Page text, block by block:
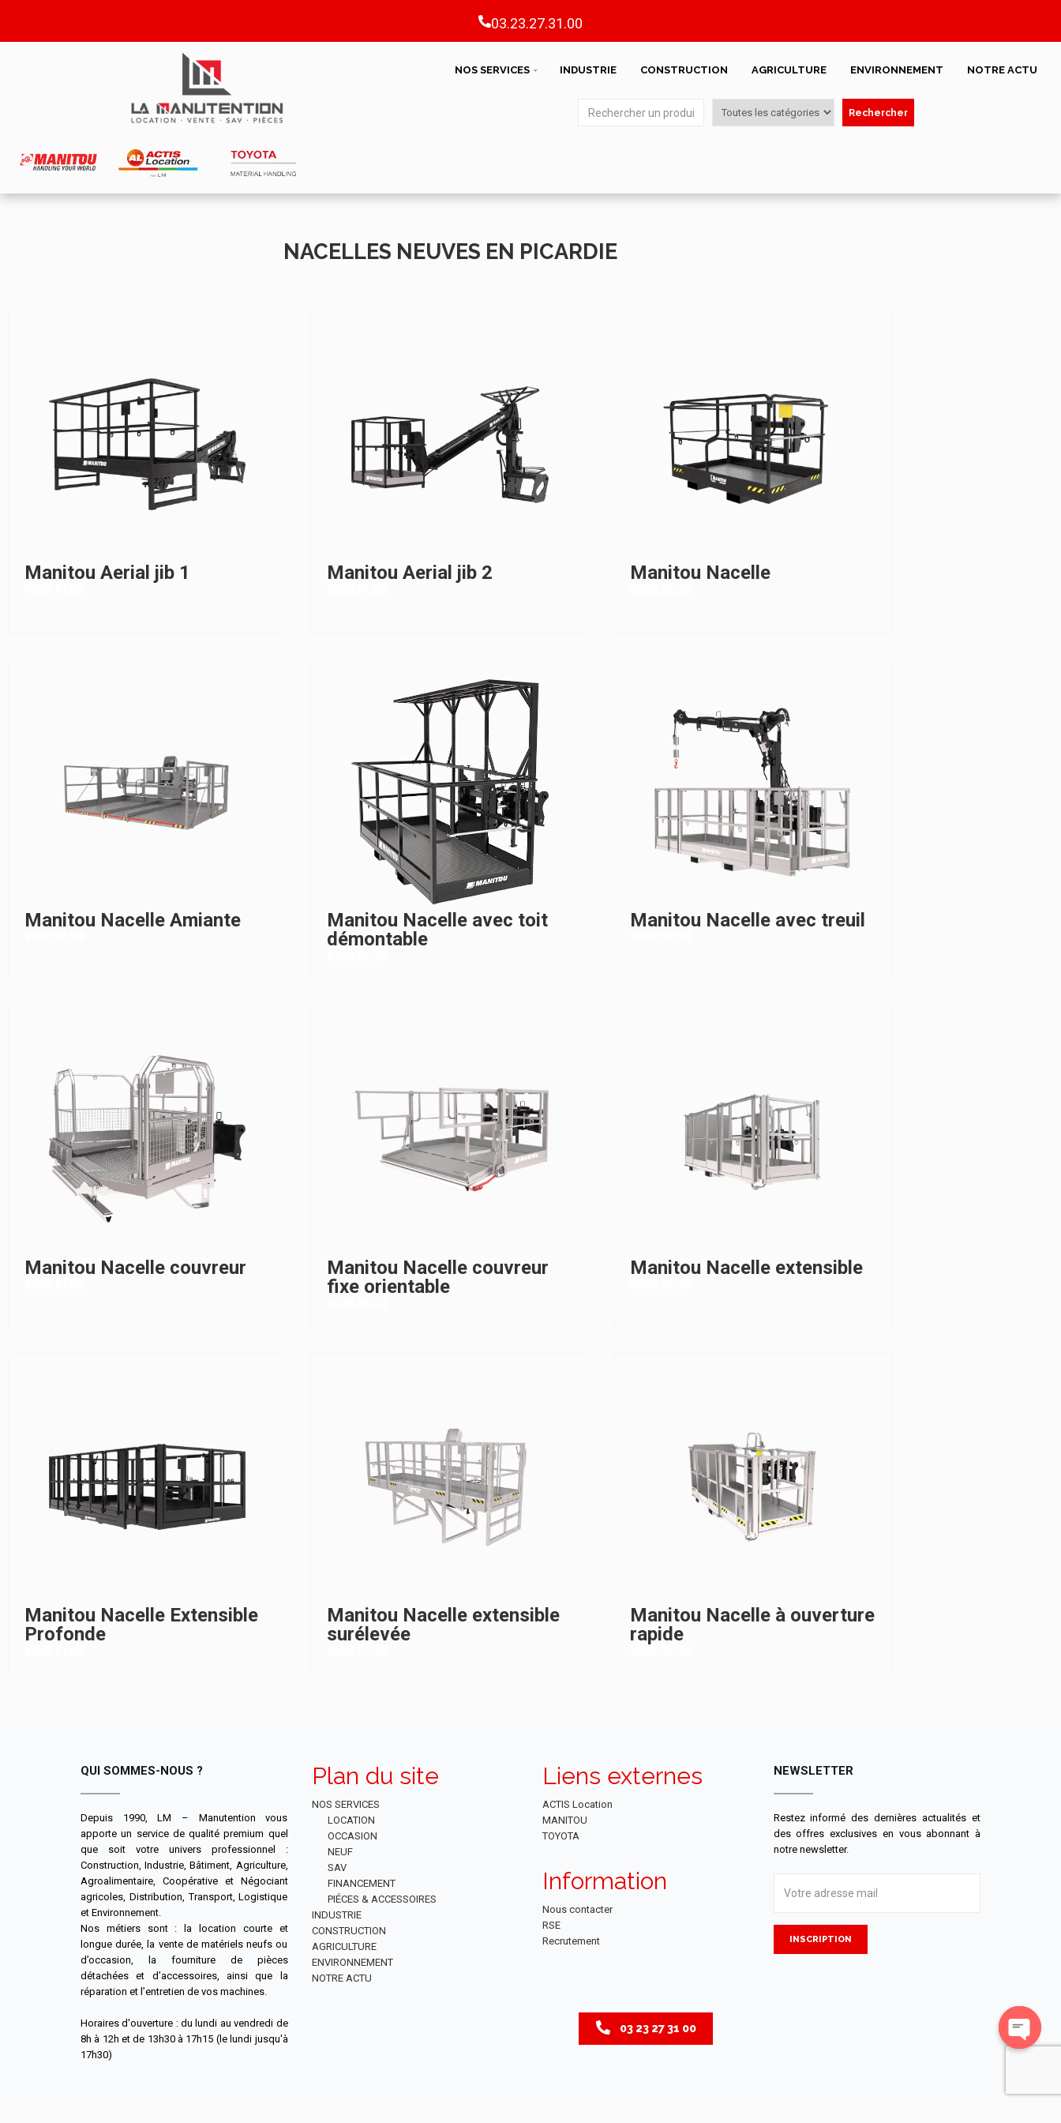
03.23.27.31.00
NOS SERVICES INDUSTRIE CONSTRUCTION AGRICULTURE ENVIRONNEMENT NOTRE ACTU
Rechercher
NACELLES NEUVES EN PICARDIE
Manitou Aerial jib 1 Manitou Aerial jib 2 Manitou Nacelle
Manitou Nacelle Amiante
Manitou Nacelle avec toit
démontable
Manitou Nacelle avec treuil
Manitou Nacelle couvreur
Manitou Nacelle couvreur
fixe orientable
Manitou Nacelle extensible
Manitou Nacelle Extensible
Profonde
Manitou Nacelle extensible
surélevée
Manitou Nacelle à ouverture
rapide
QUI SOMMES-NOUS ?
Depuis 1990, LM – Manutention vous
apporte un service de qualité premium quel
que soit votre univers professionnel :
Construction, Industrie, Bâtiment, Agriculture,
Agroalimentaire, Coopérative et Négociant
agricoles, Distribution, Transport, Logistique
et Environnement.
Nos métiers sont : la location courte et
longue durée, la vente de matériels neufs ou
d’occasion, la fourniture de pièces
détachées et d’accessoires, ainsi que la
réparation et l’entretien de vos machines.
Horaires d'ouverture : du lundi au vendredi de
8h à 12h et de 13h30 à 17h15 (le lundi jusqu'à
17h30)
Plan du site
NOS SERVICES
LOCATION
OCCASION
NEUF
SAV
FINANCEMENT
PIÉCES & ACCESSOIRES
INDUSTRIE
CONSTRUCTION
AGRICULTURE
ENVIRONNEMENT
NOTRE ACTU
Liens externes
ACTIS Location
MANITOU
TOYOTA
Information
Nous contacter
RSE
Recrutement
NEWSLETTER
Restez informé des dernières actualités et
des offres exclusives en vous abonnant à
notre newsletter.
INSCRIPTION
03 23 27 31 00
Open